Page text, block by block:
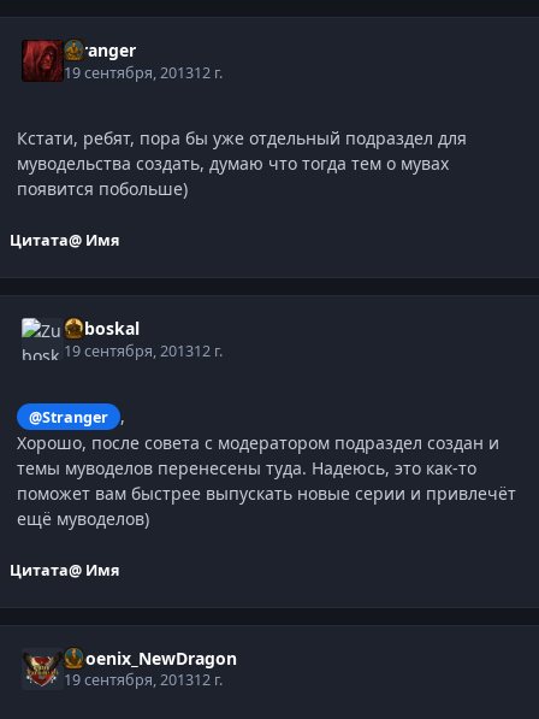
Stranger
19 сентября, 201312 г.
Кстати, ребят, пора бы уже отдельный подраздел для
муводельства создать, думаю что тогда тем о мувах
появится побольше)
Цитата@ Имя
Zuboskal
19 сентября, 201312 г.
@Stranger
,
Хорошо, после совета с модератором подраздел создан и
темы муводелов перенесены туда. Надеюсь, это как-то
поможет вам быстрее выпускать новые серии и привлечёт
ещё муводелов)
Цитата@ Имя
Phoenix_NewDragon
19 сентября, 201312 г.